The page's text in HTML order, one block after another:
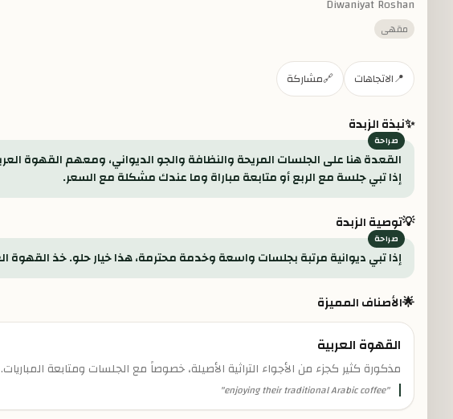
Diwaniyat Roshan
مقهى
📍الاتجاهات 🔗مشاركة
✨نبذة الزبدة
القعدة هنا على الجلسات المريحة والنظافة والجو الديواني، ومعهم القهوة
إذا تبي جلسة مع الربع أو متابعة مباراة وما عندك مشكلة مع السعر.
💡توصية الزبدة
إذا تبي ديوانية مرتبة بجلسات واسعة وخدمة محترمة، هذا خيار حلو. خذ القهوة
🌟الأصناف المميزة
القهوة العربية
مذكورة كثير كجزء من الأجواء التراثية الأصيلة، خصوصاً مع الجلسات ومتابعة المباريات.
"
enjoying their traditional Arabic coffee
"